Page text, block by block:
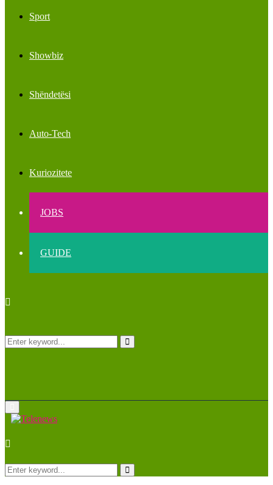
Sport
Showbiz
Shëndetësi
Auto-Tech
Kuriozitete
JOBS
GUIDE
Search
Search
Menu
Search
for:
Search